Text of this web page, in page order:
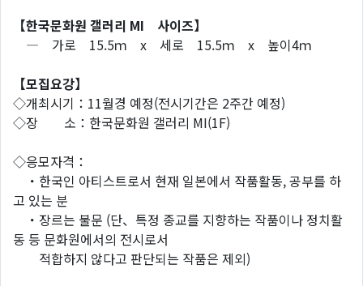
【한국문화원 갤러리 MI 사이즈】
― 가로 15.5ｍ x 세로 15.5ｍ x 높이4ｍ
【모집요강】
◇개최시기：11월경 예정(전시기간은 2주간 예정)
◇장 소：한국문화원 갤러리 MI(1F)
◇응모자격：
・한국인 아티스트로서 현재 일본에서 작품활동, 공부를 하
고 있는 분
・장르는 불문 (단、특정 종교를 지향하는 작품이나 정치활
동 등 문화원에서의 전시로서
적합하지 않다고 판단되는 작품은 제외)